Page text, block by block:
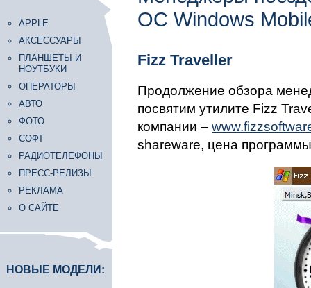
APPLE
АКСЕССУАРЫ
ПЛАНШЕТЫ И
НОУТБУКИ
ОПЕРАТОРЫ
АВТО
ФОТО
СОФТ
РАДИОТЕЛЕФОНЫ
ПРЕСС-РЕЛИЗЫ
РЕКЛАМА
О САЙТЕ
НОВЫЕ МОДЕЛИ:
ОС Windows
Fizz Traveller
Продолжение обзора
посвятим утилите Fizz
компании –
shareware, цена